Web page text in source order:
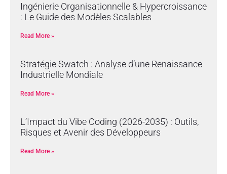
Ingénierie Organisationnelle & Hypercroissance
: Le Guide des Modèles Scalables
Read More »
Stratégie Swatch : Analyse d’une Renaissance
Industrielle Mondiale
Read More »
L’Impact du Vibe Coding (2026-2035) : Outils,
Risques et Avenir des Développeurs
Read More »